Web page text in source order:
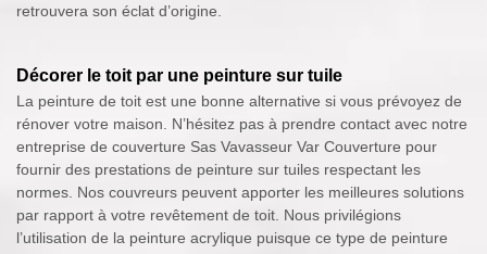
retrouvera son éclat d’origine.
Décorer le toit par une peinture sur tuile
La peinture de toit est une bonne alternative si vous prévoyez de
rénover votre maison. N’hésitez pas à prendre contact avec notre
entreprise de couverture Sas Vavasseur Var Couverture pour
fournir des prestations de peinture sur tuiles respectant les
normes. Nos couvreurs peuvent apporter les meilleures solutions
par rapport à votre revêtement de toit. Nous privilégions
l’utilisation de la peinture acrylique puisque ce type de peinture